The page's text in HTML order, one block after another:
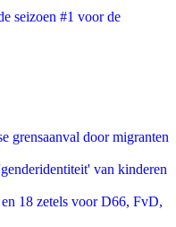
seizoen #1 voor de
grensaanval door migranten
van kinderen
18 zetels voor D66, FvD,